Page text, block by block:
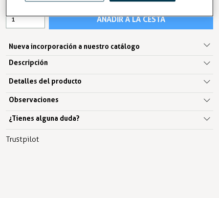
AÑADIR A LA CESTA
Nueva incorporación a nuestro catálogo
Descripción
Detalles del producto
Observaciones
¿Tienes alguna duda?
Trustpilot